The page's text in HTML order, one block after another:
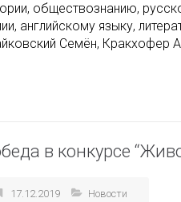
обществознанию,
английскому языку,
Семён, Кракхофер
в конкурсе
17.12.2019 Новости